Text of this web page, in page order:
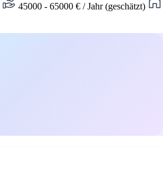
45000 - 65000 € / Jahr (geschätzt)